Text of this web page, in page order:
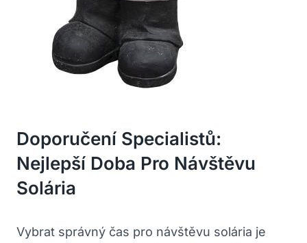
Doporučení Specialistů:
Nejlepší Doba Pro Návštěvu
Solária
Vybrat ​správný čas pro návštěvu solária je​